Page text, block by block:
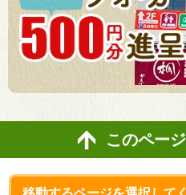
このペー